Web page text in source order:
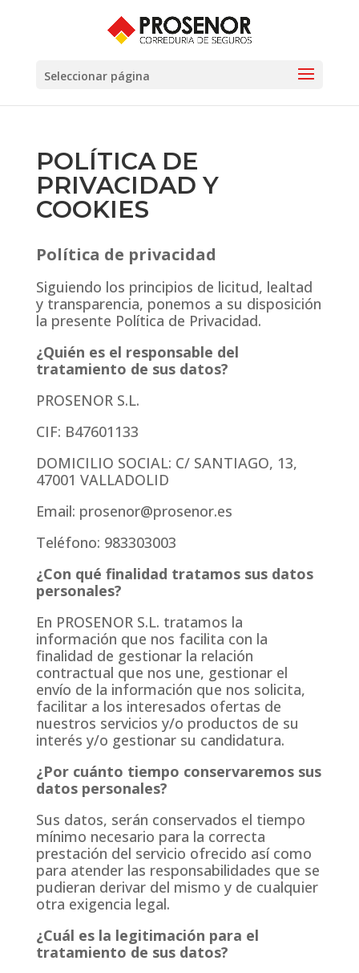
Seleccionar página
POLÍTICA DE
PRIVACIDAD Y
COOKIES
Política de privacidad
Siguiendo los principios de licitud, lealtad
y transparencia, ponemos a su disposición
la presente Política de Privacidad.
¿Quién es el responsable del
tratamiento de sus datos?
PROSENOR S.L.
CIF: B47601133
DOMICILIO SOCIAL: C/ SANTIAGO, 13,
47001 VALLADOLID
Email: prosenor@prosenor.es
Teléfono: 983303003
¿Con qué finalidad tratamos sus datos
personales?
En PROSENOR S.L. tratamos la
información que nos facilita con la
finalidad de gestionar la relación
contractual que nos une, gestionar el
envío de la información que nos solicita,
facilitar a los interesados ofertas de
nuestros servicios y/o productos de su
interés y/o gestionar su candidatura.
¿Por cuánto tiempo conservaremos sus
datos personales?
Sus datos, serán conservados el tiempo
mínimo necesario para la correcta
prestación del servicio ofrecido así como
para atender las responsabilidades que se
pudieran derivar del mismo y de cualquier
otra exigencia legal.
¿Cuál es la legitimación para el
tratamiento de sus datos?